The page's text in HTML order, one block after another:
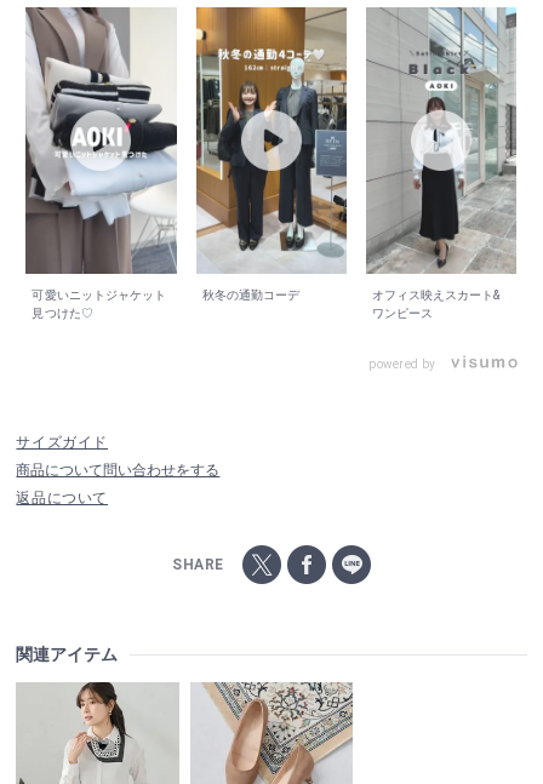
可愛いニットジャケット
見つけた♡
秋冬の通勤コーデ
オフィス映えスカート&
ワンピース
powered by
サイズガイド
商品について問い合わせをする
返品について
SHARE
関連アイテム